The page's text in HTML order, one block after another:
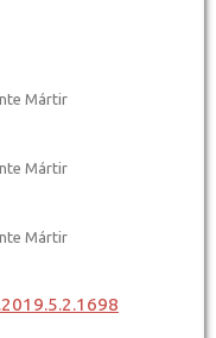
Mártir
Mártir
Mártir